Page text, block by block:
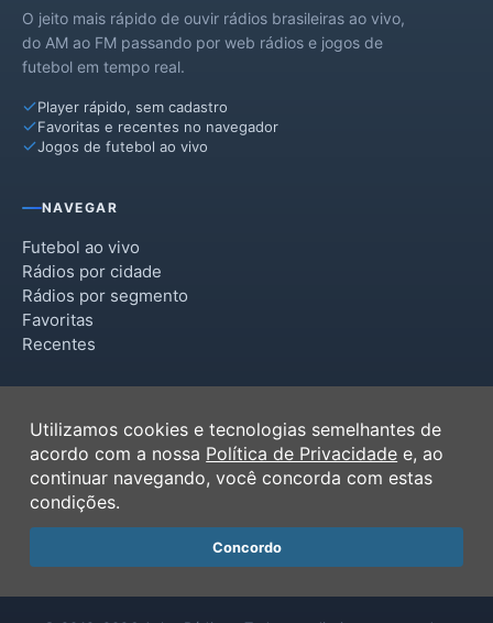
O jeito mais rápido de ouvir rádios brasileiras ao vivo,
do AM ao FM passando por web rádios e jogos de
futebol em tempo real.
Player rápido, sem cadastro
Favoritas e recentes no navegador
Jogos de futebol ao vivo
NAVEGAR
Futebol ao vivo
Rádios por cidade
Rádios por segmento
Favoritas
Recentes
Termos de Uso
Política de Privacidade
Ferramentas
Contato
Utilizamos cookies e tecnologias semelhantes de
acordo com a nossa Política de Privacidade e, ao
continuar navegando, você concorda com estas
condições.
Concordo